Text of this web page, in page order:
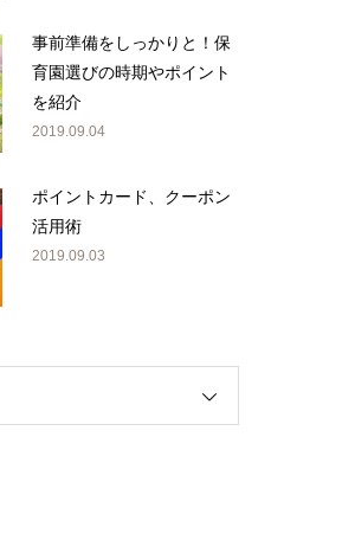
事前準備をしっかりと！保
育園選びの時期やポイント
を紹介
2019.09.04
ポイントカード、クーポン
活用術
2019.09.03